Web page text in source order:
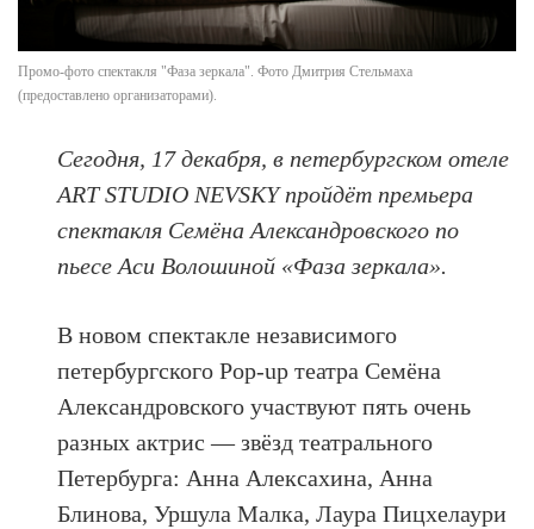
Промо-фото спектакля "Фаза зеркала". Фото Дмитрия Стельмаха
(предоставлено организаторами).
Сегодня, 17 декабря, в петербургском отеле
ART STUDIO NEVSKY пройдёт премьера
спектакля Семёна Александровского по
пьесе Аси Волошиной «Фаза зеркала».
В новом спектакле независимого
петербургского Pop-up театра Семёна
Александровского участвуют пять очень
разных актрис — звёзд театрального
Петербурга: Анна Алексахина, Анна
Блинова, Уршула Малка, Лаура Пицхелаури